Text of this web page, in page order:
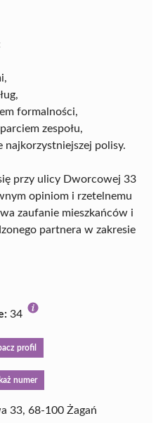
formalności,
zespołu,
najkorzystniejszej polisy.
przy ulicy Dworcowej 33
opiniom i rzetelnemu
zaufanie mieszkańców i
partnera w zakresie
34
profil
numer
33, 68-100 Żagań